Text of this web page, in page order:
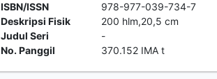
ISBN/ISSN
978-977-039-734-7
Deskripsi Fisik
200 hlm,20,5 cm
Judul Seri
-
No. Panggil
370.152 IMA t